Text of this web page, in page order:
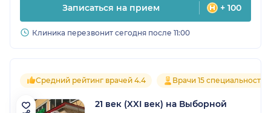
Записаться на прием + 100
Клиника перезвонит сегодня после 11:00
Средний рейтинг врачей 4.4 Врачи 15 специальностей
21 век (XXI век) на Выборной